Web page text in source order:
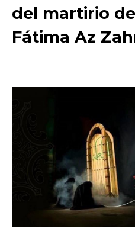
del martirio
Fátima Az